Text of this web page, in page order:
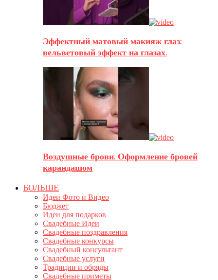
Эффектный матовый макияж глаз:
вельветовый эффект на глазах.
Воздушные брови. Оформление бровей
карандашом
БОЛЬШЕ
Идеи Фото и Видео
Бюджет
Идеи для подарков
Свадебные Идеи
Свадебные поздравления
Свадебные конкурсы
Свадебный консультант
Свадебные услуги
Традиции и обряды
Свадебные приметы